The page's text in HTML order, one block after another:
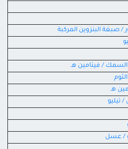
/ صبغة البنزوين المركبة
السمك / فيتامين هـ
هـ
تيليو
/ عسل